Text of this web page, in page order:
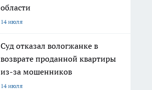
области
14 июля
Суд отказал вологжанке в
возврате проданной квартиры
из-за мошенников
14 июля